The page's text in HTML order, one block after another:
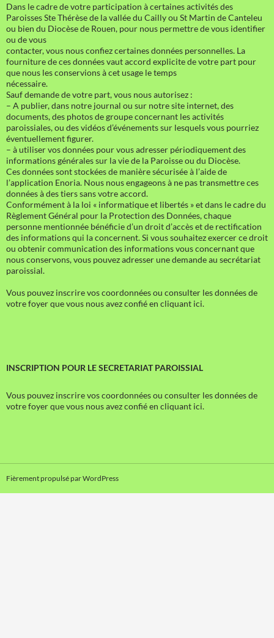
Dans le cadre de votre participation à certaines activités des
Paroisses Ste Thérèse de la vallée du Cailly ou St Martin de Canteleu
ou bien du Diocèse de Rouen, pour nous permettre de vous identifier
ou de vous
contacter, vous nous confiez certaines données personnelles. La
fourniture de ces données vaut accord explicite de votre part pour
que nous les conservions à cet usage le temps
nécessaire.
Sauf demande de votre part, vous nous autorisez :
– A publier, dans notre journal ou sur notre site internet, des
documents, des photos de groupe concernant les activités
paroissiales, ou des vidéos d’événements sur lesquels vous pourriez
éventuellement figurer.
– à utiliser vos données pour vous adresser périodiquement des
informations générales sur la vie de la Paroisse ou du Diocèse.
Ces données sont stockées de manière sécurisée à l’aide de
l’application Enoria. Nous nous engageons à ne pas transmettre ces
données à des tiers sans votre accord.
Conformément à la loi « informatique et libertés » et dans le cadre du
Règlement Général pour la Protection des Données, chaque
personne mentionnée bénéficie d’un droit d’accès et de rectification
des informations qui la concernent. Si vous souhaitez exercer ce droit
ou obtenir communication des informations vous concernant que
nous conservons, vous pouvez adresser une demande au secrétariat
paroissial.
Vous pouvez inscrire vos coordonnées ou consulter les données de
votre foyer que vous nous avez confié en cliquant ici.
INSCRIPTION POUR LE SECRETARIAT PAROISSIAL
Vous pouvez inscrire vos coordonnées ou consulter les données de
votre foyer que vous nous avez confié en cliquant ici.
Fièrement propulsé par WordPress